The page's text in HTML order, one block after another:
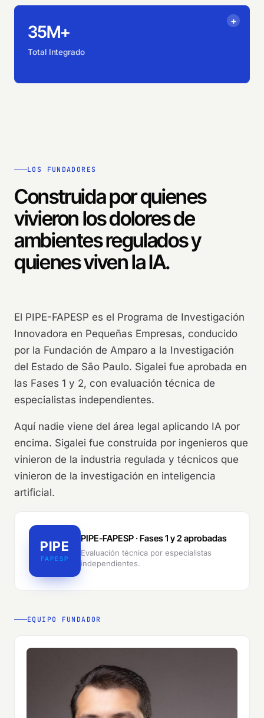
35M+
Total Integrado
LOS FUNDADORES
Construida por quienes
vivieron los dolores de
ambientes regulados y
quienes viven la IA.
El PIPE-FAPESP es el Programa de Investigación
Innovadora en Pequeñas Empresas, conducido
por la Fundación de Amparo a la Investigación
del Estado de São Paulo. Sigalei fue aprobada en
las Fases 1 y 2, con evaluación técnica de
especialistas independientes.
Aquí nadie viene del área legal aplicando IA por
encima. Sigalei fue construida por ingenieros que
vinieron de la industria regulada y técnicos que
vinieron de la investigación en inteligencia
artificial.
PIPE
FAPESP
PIPE-FAPESP · Fases 1 y 2 aprobadas
Evaluación técnica por especialistas
independientes.
EQUIPO FUNDADOR